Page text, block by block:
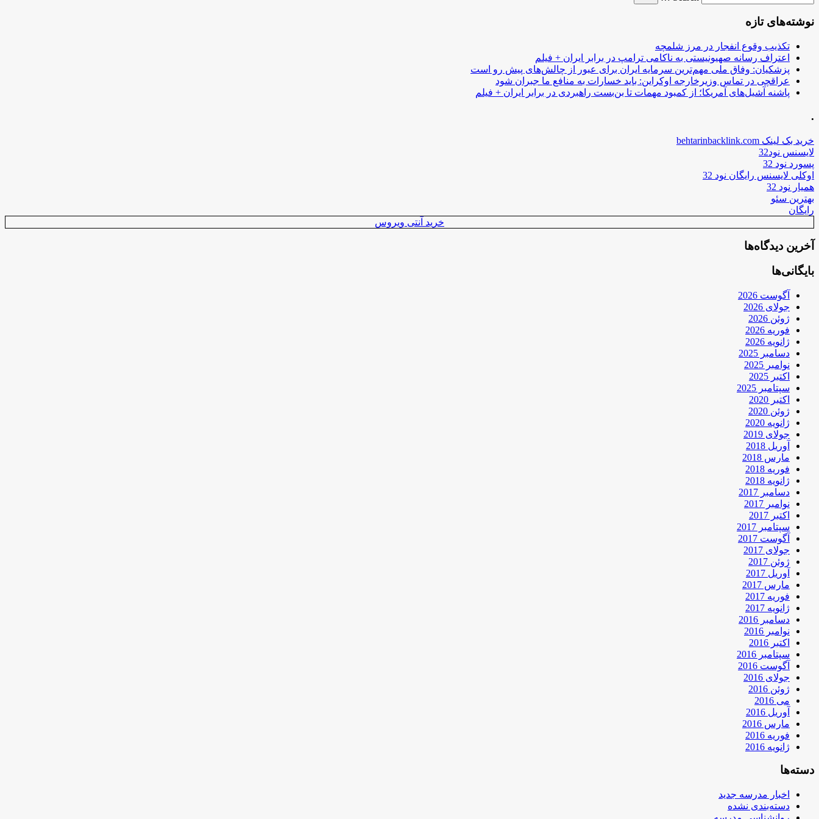
نوشته‌های تازه
تکذیب وقوع انفجار در مرز شلمچه
اعتراف رسانه صهیونیستی به ناکامی ترامپ در برابر ایران + فیلم
پزشکیان: وفاق ملی مهم‌ترین سرمایه ایران برای عبور از چالش‌های پیش رو است
عراقچی در تماس وزیرخارجه اوکراین: باید خسارات به منافع ما جبران شود
پاشنه آشیل‌های آمریکا؛ از کمبود مهمات تا بن‌بست راهبردی در برابر ایران + فیلم
.
خرید بک لینک behtarinbacklink.com
لایسنس نود32
پسورد نود 32
اوکلی لایسنس رایگان نود 32
همیار نود 32
بهترین سئو
رایگان
خرید آنتی ویروس
آخرین دیدگاه‌ها
بایگانی‌ها
آگوست 2026
جولای 2026
ژوئن 2026
فوریه 2026
ژانویه 2026
دسامبر 2025
نوامبر 2025
اکتبر 2025
سپتامبر 2025
اکتبر 2020
ژوئن 2020
ژانویه 2020
جولای 2019
آوریل 2018
مارس 2018
فوریه 2018
ژانویه 2018
دسامبر 2017
نوامبر 2017
اکتبر 2017
سپتامبر 2017
آگوست 2017
جولای 2017
ژوئن 2017
آوریل 2017
مارس 2017
فوریه 2017
ژانویه 2017
دسامبر 2016
نوامبر 2016
اکتبر 2016
سپتامبر 2016
آگوست 2016
جولای 2016
ژوئن 2016
می 2016
آوریل 2016
مارس 2016
فوریه 2016
ژانویه 2016
دسته‌ها
اخبار مدرسه جدید
دسته‌بندی نشده